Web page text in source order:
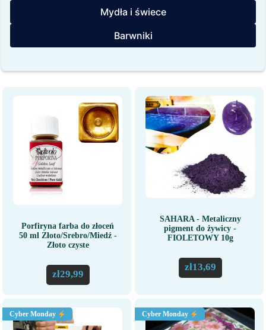
Mydła i świece
Barwniki
Porfiryna farba do złoceń
50 ml Złoto/Srebro/Miedź -
Złoto czyste
zł29,99
SAHARA - Metaliczny
pigment do żywicy -
FIOLETOWY 10g
zł13,69
Cyber Monday Cyber Monday